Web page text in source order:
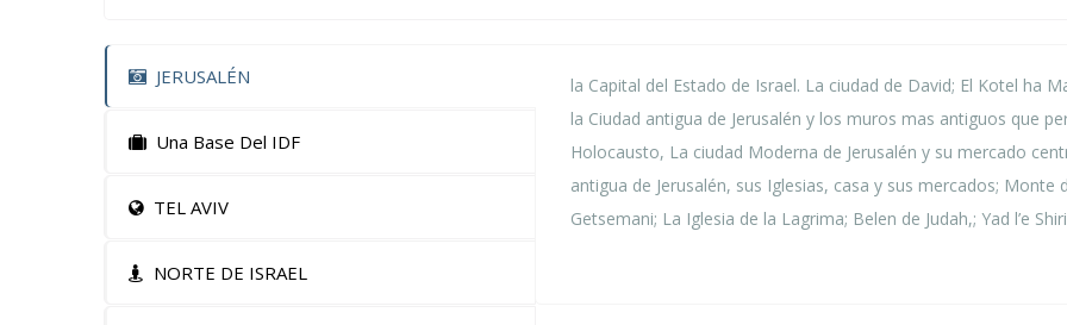
JERUSALÉN
Una Base Del IDF
TEL AVIV
NORTE DE ISRAEL
la Capital del Estado de Israel. La ciudad de David; El Kotel ha
la Ciudad antigua de Jerusalén y los muros mas antiguos que
Holocausto, La ciudad Moderna de Jerusalén y su mercado
antigua de Jerusalén, sus Iglesias, casa y sus mercados; Monte
Getsemani; La Iglesia de la Lagrima; Belen de Judah,; Yad l’e